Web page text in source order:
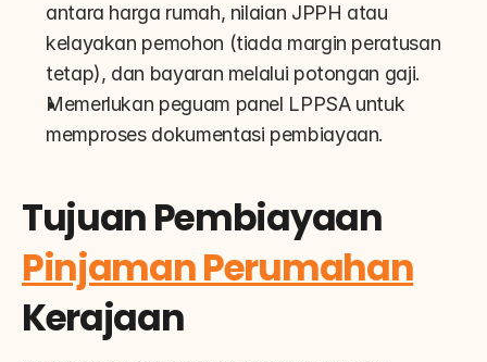
antara harga rumah, nilaian JPPH atau
kelayakan pemohon (tiada margin peratusan
tetap), dan bayaran melalui potongan gaji.
Memerlukan peguam panel LPPSA untuk
memproses dokumentasi pembiayaan.
Pinjaman Perumahan
Kerajaan